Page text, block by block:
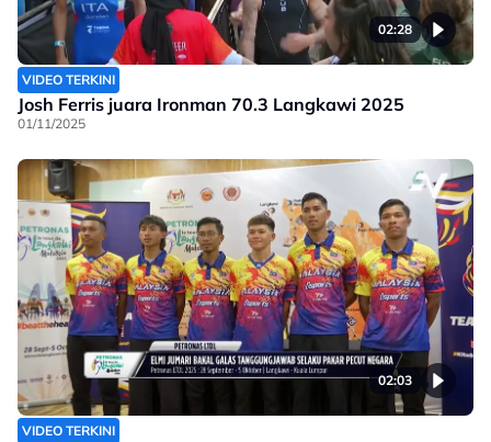
02:28
VIDEO TERKINI
Josh Ferris juara Ironman 70.3 Langkawi 2025
01/11/2025
02:03
VIDEO TERKINI